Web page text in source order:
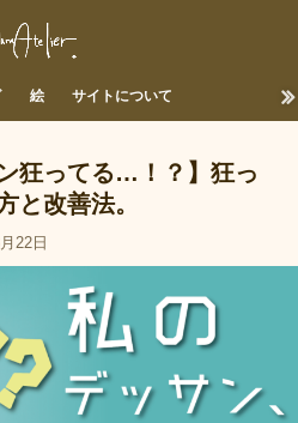
絵 サイトについて
狂ってる…！？】狂っ
と改善法。
22日